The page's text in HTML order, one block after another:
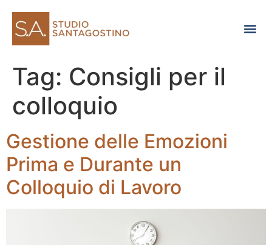
Tag: Consigli per il
colloquio
Gestione delle Emozioni
Prima e Durante un
Colloquio di Lavoro